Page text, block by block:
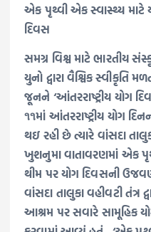
એક પૃથ્વી એક સ્વાસ્થ્ય માટે
દિવસ
સમગ્ર વિશ્વ માટે ભારતીય
યુનો દ્વારા વૈશ્વિક સ્વીકૃતિ
જૂનને ‘આંતરરાષ્ટ્રીય યોગ
૧૧માં આંતરરાષ્ટ્રીય યોગ
થઇ રહી છે ત્યારે વાંસદા
ખુશનુમા વાતાવરણમાં એક
થીમ પર યોગ દિવસની
વાંસદા તાલુકા વહીવટી તંત્ર
આશ્રમ પર સવારે સામૂહિક